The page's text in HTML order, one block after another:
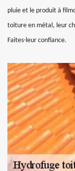
pluie et le produit à
toiture en métal, leur
Faites-leur confiance.